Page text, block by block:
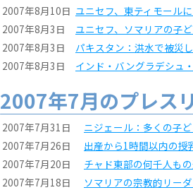
2007年8月10日 ユニセフ、東ティモール
2007年8月3日
ユニセフ、ソマリアの子
2007年8月3日
パキスタン：洪水で被災
2007年8月3日
インド・バングラデシュ
2007年7月のプレス
2007年7月31日
ニジェール：多くの子
2007年7月26日
出産から1時間以内の
2007年7月20日
チャド東部の何千人も
2007年7月18日
ソマリアの宗教的リー